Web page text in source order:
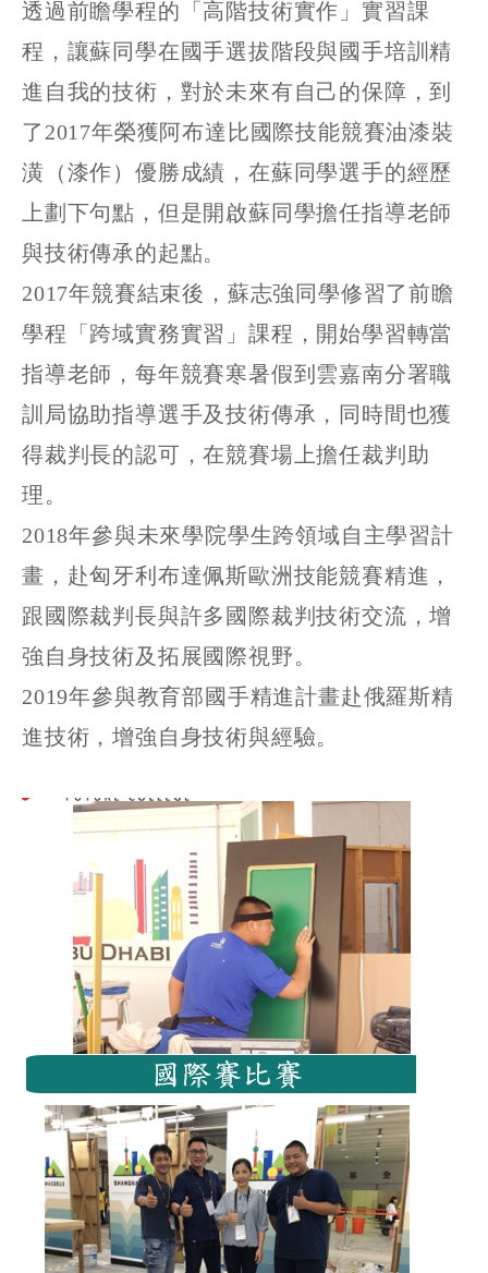
透過前瞻學程的「高階技術實作」實習課
程，讓蘇同學在國手選拔階段與國手培訓精
進自我的技術，對於未來有自己的保障，到
了2017年榮獲阿布達比國際技能競賽油漆裝
潢（漆作）優勝成績，在蘇同學選手的經歷
上劃下句點，但是開啟蘇同學擔任指導老師
與技術傳承的起點。
2017年競賽結束後，蘇志強同學修習了前瞻
學程「跨域實務實習」課程，開始學習轉當
指導老師，每年競賽寒暑假到雲嘉南分署職
訓局協助指導選手及技術傳承，同時間也獲
得裁判長的認可，在競賽場上擔任裁判助
理。
2018年參與未來學院學生跨領域自主學習計
畫，赴匈牙利布達佩斯歐洲技能競賽精進，
跟國際裁判長與許多國際裁判技術交流，增
強自身技術及拓展國際視野。
2019年參與教育部國手精進計畫赴俄羅斯精
進技術，增強自身技術與經驗。